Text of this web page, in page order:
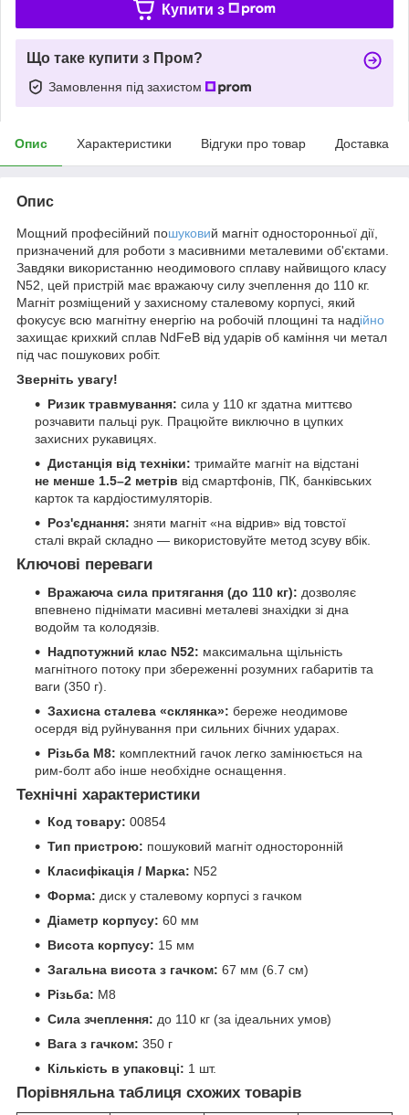
Купити з
Що таке купити з Пром?
Замовлення під захистом
Опис Характеристики Відгуки про товар Доставка
Опис
Мощний професійний пошуковий магніт односторонньої дії,
призначений для роботи з масивними металевими об'єктами.
Завдяки використанню неодимового сплаву найвищого класу
N52, цей пристрій має вражаючу силу зчеплення до 110 кг.
Магніт розміщений у захисному сталевому корпусі, який
фокусує всю магнітну енергію на робочій площині та надійно
захищає крихкий сплав NdFeB від ударів об каміння чи метал
під час пошукових робіт.
Зверніть увагу!
Ризик травмування: сила у 110 кг здатна миттєво
розчавити пальці рук. Працюйте виключно в цупких
захисних рукавицях.
Дистанція від техніки: тримайте магніт на відстані
не менше 1.5–2 метрів від смартфонів, ПК, банківських
карток та кардіостимуляторів.
Роз'єднання: зняти магніт «на відрив» від товстої
сталі вкрай складно — використовуйте метод зсуву вбік.
Ключові переваги
Вражаюча сила притягання (до 110 кг): дозволяє
впевнено піднімати масивні металеві знахідки зі дна
водойм та колодязів.
Надпотужний клас N52: максимальна щільність
магнітного потоку при збереженні розумних габаритів та
ваги (350 г).
Захисна сталева «склянка»: береже неодимове
осердя від руйнування при сильних бічних ударах.
Різьба M8: комплектний гачок легко замінюється на
рим-болт або інше необхідне оснащення.
Технічні характеристики
Код товару: 00854
Тип пристрою: пошуковий магніт односторонній
Класифікація / Марка: N52
Форма: диск у сталевому корпусі з гачком
Діаметр корпусу: 60 мм
Висота корпусу: 15 мм
Загальна висота з гачком: 67 мм (6.7 см)
Різьба: M8
Сила зчеплення: до 110 кг (за ідеальних умов)
Вага з гачком: 350 г
Кількість в упаковці: 1 шт.
Порівняльна таблиця схожих товарів